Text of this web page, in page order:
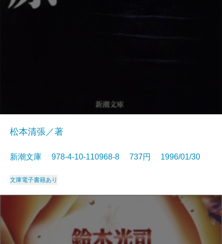
松本清張／著
新潮文庫 978-4-10-110968-8 737円 1996/01/30
文庫電子書籍あり